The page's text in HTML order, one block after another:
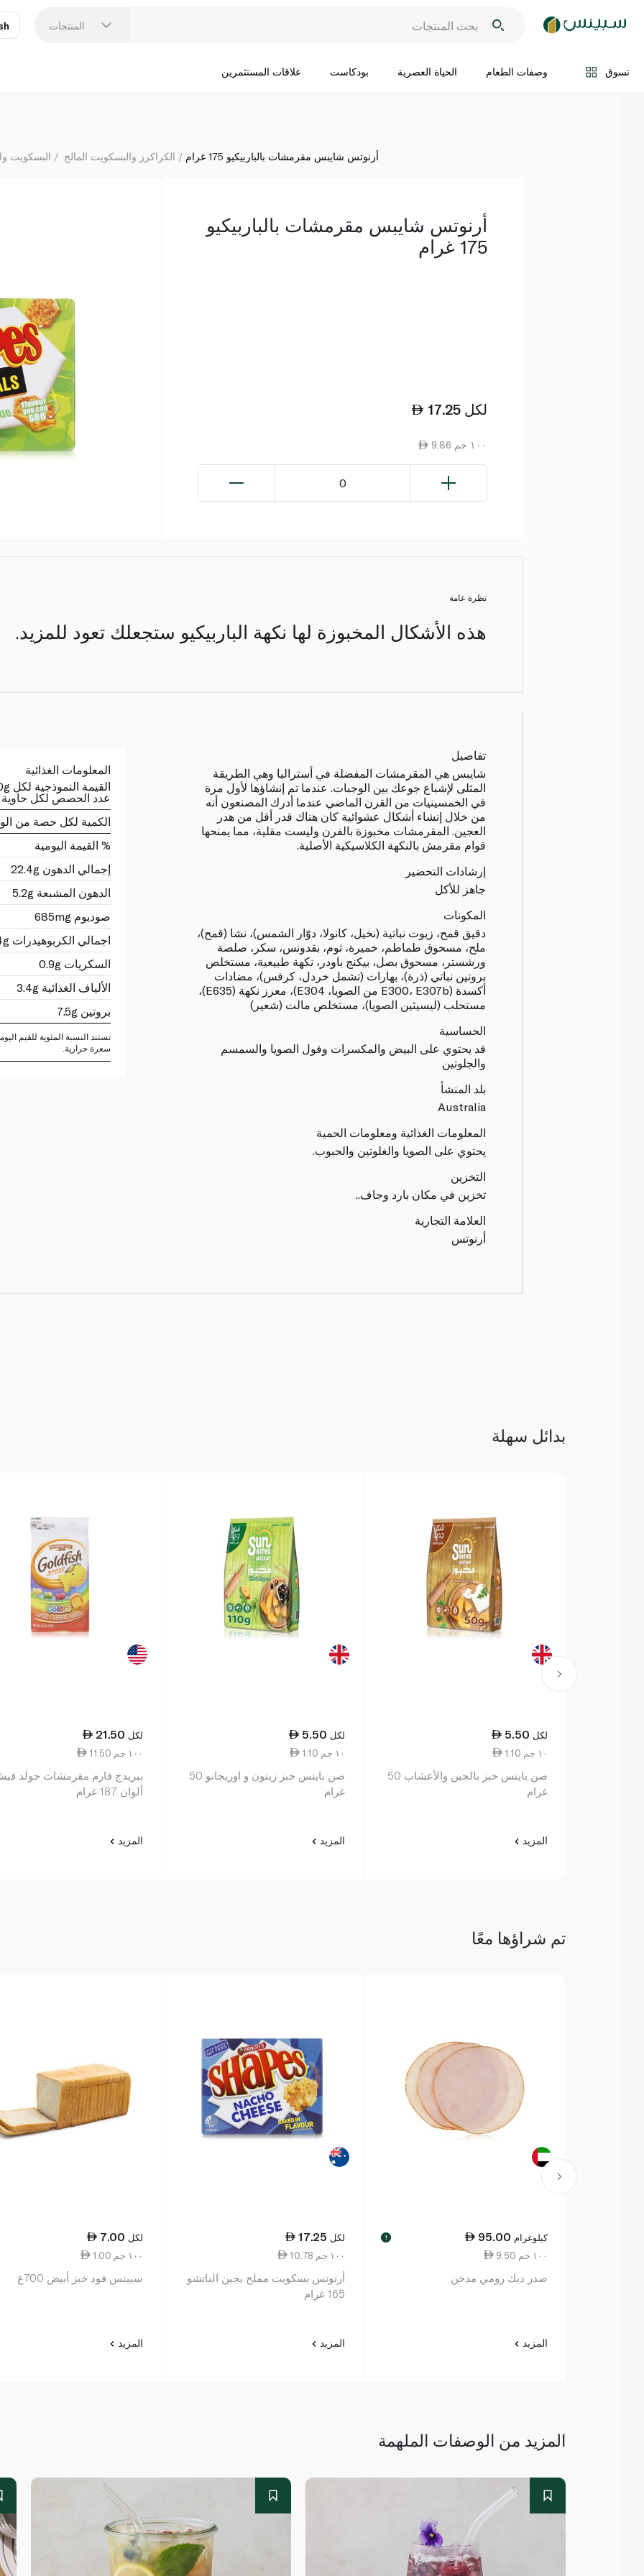
المنتجات
تسوق وصفات الطعام الحياة العصرية بودكاست علاقات المستثمرين
اضف الى السلة
البسكويت الكراكرز والبسكويت المالح أرنوتس شايبس مقرمشات بالباربيكيو 175 غرام
أرنوتس شايبس مقرمشات بالباربيكيو
175 غرام
17.25 لكل
9.86 ١٠٠ جم
0
نظرة عامة
هذه الأشكال المخبوزة لها نكهة الباربيكيو ستجعلك تعود للمزيد.
تفاصيل
شايبس هي المقرمشات المفضلة في أستراليا وهي الطريقة
المثلى لإشباع جوعك بين الوجبات. عندما تم إنشاؤها لأول مرة
في الخمسينيات من القرن الماضي عندما أدرك المصنعون أنه
من خلال إنشاء أشكال عشوائية كان هناك قدر أقل من هدر
العجين. المقرمشات مخبوزة بالفرن وليست مقلية، مما يمنحها
قوام مقرمش بالنكهة الكلاسيكية الأصلية.
إرشادات التحضير
جاهز للأكل
المكونات
دقيق قمح، زيوت نباتية (نخيل، كانولا، دوّار الشمس)، نشا (قمح)،
ملح، مسحوق طماطم، خميرة، ثوم، بقدونس، سكر، صلصة
ورشستر، مسحوق بصل، بيكنج باودر، نكهة طبيعية، مستخلص
بروتين نباتي (ذرة)، بهارات (تشمل خردل، كرفس)، مضادات
أكسدة (E300، E307b من الصويا، E304)، معزز نكهة (E635)،
مستحلب (ليسيثين الصويا)، مستخلص مالت (شعير)
الحساسية
قد يحتوي على البيض والمكسرات وفول الصويا والسمسم
والجلوتين
بلد المنشأ
Australia
المعلومات الغذائية ومعلومات الحمية
يحتوي على الصويا والغلوتين والحبوب.
التخزين
تخزين في مكان بارد وجاف..
العلامة التجارية
أرنوتس
المعلومات الغذائية
القيمة النموذجية لكل 100g
عدد الحصص لكل حاوية
الكمية لكل حصة من
% القيمة اليومية
إجمالي الدهون 22.4g
الدهون المشبعة 5.2g
صوديوم 685mg
اجمالي الكربوهيدرات 63.4g
السكريات 0.9g
الألياف الغذائية 3.4g
بروتين 7.5g
سعرة حرارية.
بدائل سهلة
5.50 لكل
1.10 ١٠ جم
صن بايتس خبز بالجبن والأعشاب 50
غرام
المزيد
5.50 لكل
1.10 ١٠ جم
صن بايتس خبز زيتون و اوريجانو 50
غرام
المزيد
21.50 لكل
11.50 ١٠٠ جم
ببريدج فارم مقرمشات جولد
ألوان 187 غرام
المزيد
تم شراؤها معًا
95.00 كيلوغرام !
9.50 ١٠٠ جم
صدر ديك رومي مدخن
المزيد
17.25 لكل
10.78 ١٠٠ جم
أرنوتس بسكويت مملح بجبن الناتشو
165 غرام
المزيد
7.00 لكل
1.00 ١٠٠ جم
سبينس فود خبز أبيض 700غ
المزيد
المزيد من الوصفات الملهمة